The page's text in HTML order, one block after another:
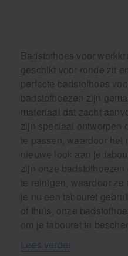
Badstofhoes voor
geschikt voor ronde zit
perfecte badstofhoes
badstofhoezen zijn
materiaal dat zacht
zijn speciaal ontworpen
te passen, waardoor het
nieuwe look aan je
zijn onze
te reinigen, waardoor
je nu een tabouret
of thuis, onze
om je tabouret te
Lees verder